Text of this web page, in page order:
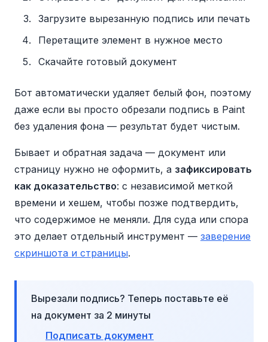
Загрузите вырезанную подпись или печать
Перетащите элемент в нужное место
Скачайте готовый документ
Бот автоматически удаляет белый фон, поэтому
даже если вы просто обрезали подпись в Paint
без удаления фона — результат будет чистым.
Бывает и обратная задача — документ или
страницу нужно не оформить, а зафиксировать
как доказательство: с независимой меткой
времени и хешем, чтобы позже подтвердить,
что содержимое не меняли. Для суда или спора
это делает отдельный инструмент — заверение
скриншота и страницы.
Вырезали подпись? Теперь поставьте её
на документ за 2 минуты
Подписать документ